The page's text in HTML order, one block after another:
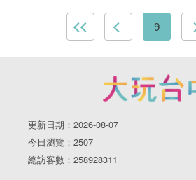
9
更新日期：2026-08-07
今日瀏覽：2507
總訪客數：258928311